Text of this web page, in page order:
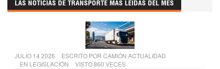
LAS NOTICIAS DE TRANSPORTE MÁS LEÍDAS DEL MES
JULIO 14 2026 ESCRITO POR CAMIÓN ACTUALIDAD
EN LEGISLACIÓN VISTO 860 VECES